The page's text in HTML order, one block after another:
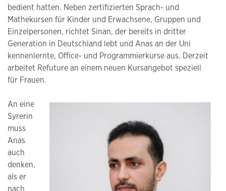
bedient hatten. Neben zertifizierten Sprach- und
Mathekursen für Kinder und Erwachsene, Gruppen und
Einzelpersonen, richtet Sinan, der bereits in dritter
Generation in Deutschland lebt und Anas an der Uni
kennenlernte, Office- und Programmierkurse aus. Derzeit
arbeitet Refuture an einem neuen Kursangebot speziell
für Frauen.
An eine
Syrerin
muss
Anas
auch
denken,
als er
nach